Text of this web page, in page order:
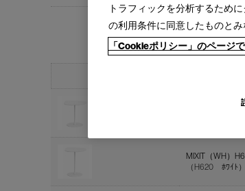
MIXIT（WH）
MIXIT（WH）
（H620 ﾎﾜｲﾄ）
トラフィックを分析するため
の利用条件に同意したものとみ
「Cookieポリシー」のページ